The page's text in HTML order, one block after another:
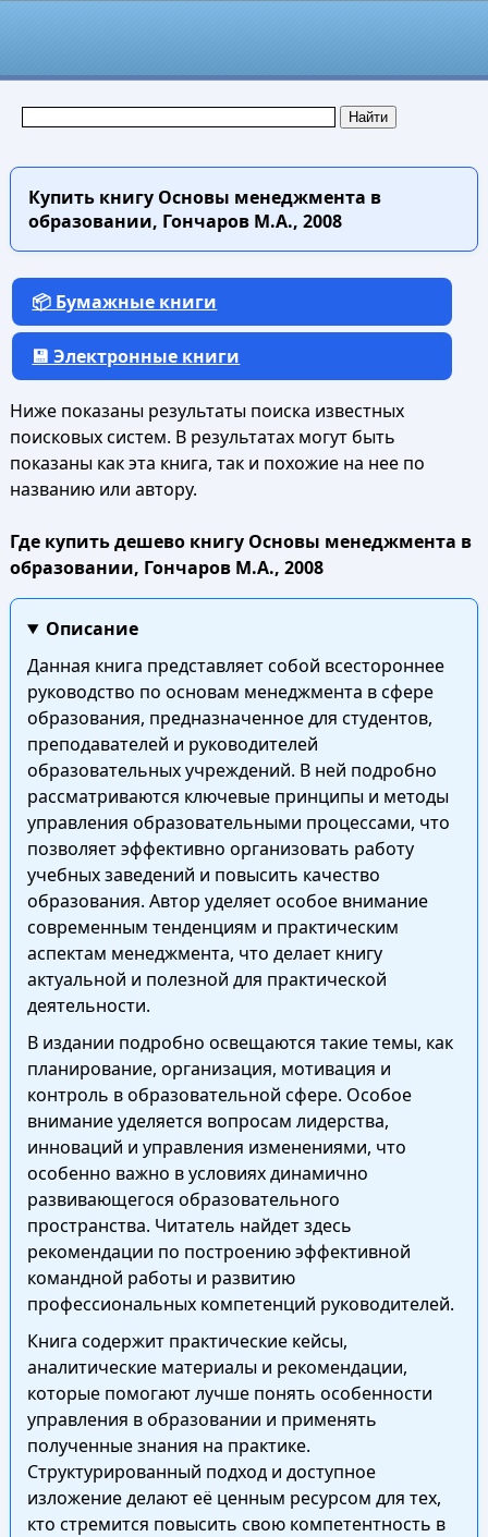
Купить книгуОсновы менеджмента в
образовании, Гончаров М.А., 2008
📦 Бумажные книги
💾 Электронные книги
Ниже показаны результаты поиска известных
поисковых систем. В результатах могут быть
показаны как эта книга, так и похожие на нее по
названию или автору.
Где купить дешево книгу Основы менеджмента в
образовании, Гончаров М.А., 2008
Описание
Данная книга представляет собой всестороннее
руководство по основам менеджмента в сфере
образования, предназначенное для студентов,
преподавателей и руководителей
образовательных учреждений. В ней подробно
рассматриваются ключевые принципы и методы
управления образовательными процессами, что
позволяет эффективно организовать работу
учебных заведений и повысить качество
образования. Автор уделяет особое внимание
современным тенденциям и практическим
аспектам менеджмента, что делает книгу
актуальной и полезной для практической
деятельности.
В издании подробно освещаются такие темы, как
планирование, организация, мотивация и
контроль в образовательной сфере. Особое
внимание уделяется вопросам лидерства,
инноваций и управления изменениями, что
особенно важно в условиях динамично
развивающегося образовательного
пространства. Читатель найдет здесь
рекомендации по построению эффективной
командной работы и развитию
профессиональных компетенций руководителей.
Книга содержит практические кейсы,
аналитические материалы и рекомендации,
которые помогают лучше понять особенности
управления в образовании и применять
полученные знания на практике.
Структурированный подход и доступное
изложение делают её ценным ресурсом для тех,
кто стремится повысить свою компетентность в